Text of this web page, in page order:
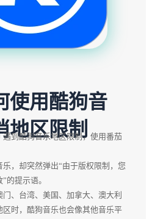
使用酷狗音
地区限制
到酷狗音乐地区限制，使用番茄
，却突然弹出“由于版权限制，您
的提示语。
、台湾、美国、加拿大、澳大利
区时，酷狗音乐也会像其他音乐平